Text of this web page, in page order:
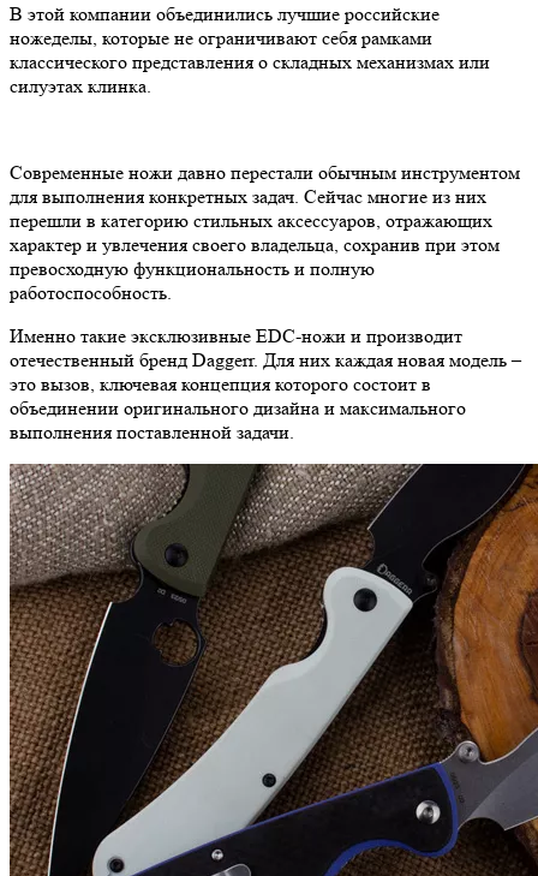
В этой компании объединились лучшие российские
ножеделы, которые не ограничивают себя рамками
классического представления о складных механизмах или
силуэтах клинка.
Современные ножи давно перестали обычным инструментом
для выполнения конкретных задач. Сейчас многие из них
перешли в категорию стильных аксессуаров, отражающих
характер и увлечения своего владельца, сохранив при этом
превосходную функциональность и полную
работоспособность.
Именно такие эксклюзивные EDC-ножи и производит
отечественный бренд Daggerr. Для них каждая новая модель –
это вызов, ключевая концепция которого состоит в
объединении оригинального дизайна и максимального
выполнения поставленной задачи.